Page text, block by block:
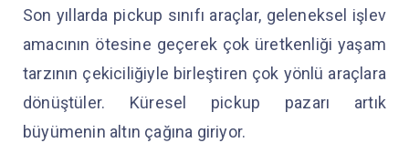
Son yıllarda pickup sınıfı araçlar, geleneksel işlev
amacının ötesine geçerek çok üretkenliği yaşam
tarzının çekiciliğiyle birleştiren çok yönlü araçlara
dönüştüler. Küresel pickup pazarı artık
büyümenin altın çağına giriyor.